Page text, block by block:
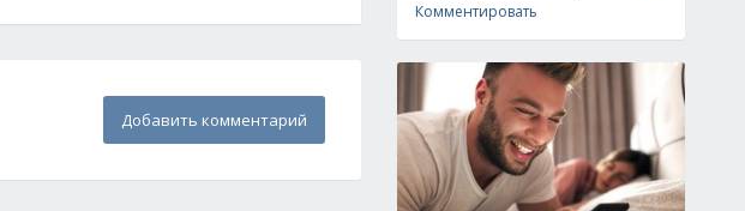
Добавить комментарий
Комментировать